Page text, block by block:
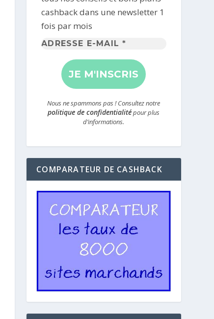
cashback dans une newsletter 1
fois par mois
Adresse
mail
*
Nous ne spammons pas ! Consultez notre
politique de confidentialitépour plus
d’informations.
COMPARATEUR DE CASHBACK